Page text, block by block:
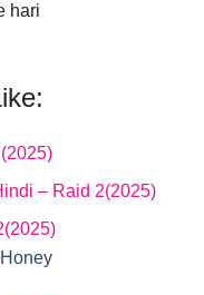
hari
– Raid 2(2025)